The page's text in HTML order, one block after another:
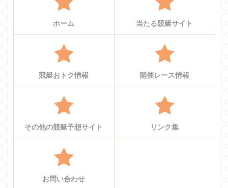
ホーム 当たる競艇サイト
競艇おトク情報 開催レース情報
その他の競艇予想サイト リンク集
お問い合わせ